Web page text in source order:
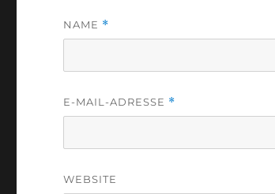
NAME *
E-MAIL-ADRESSE *
WEBSITE